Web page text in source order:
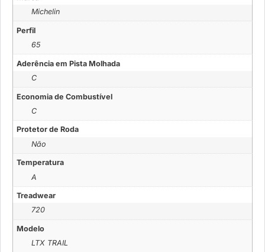
Michelin
Perfil
65
Aderência em Pista Molhada
C
Economia de Combustível
C
Protetor de Roda
Não
Temperatura
A
Treadwear
720
Modelo
LTX TRAIL